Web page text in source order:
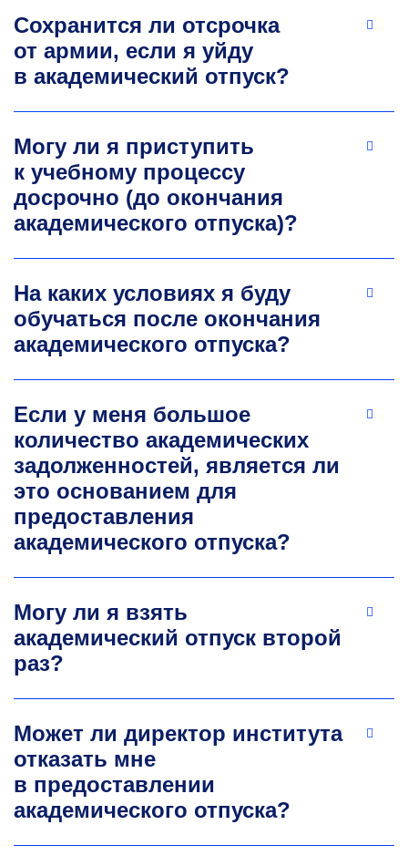
Сохранится ли отсрочка
от армии, если я уйду
в академический отпуск?
Могу ли я приступить
к учебному процессу
досрочно (до окончания
академического отпуска)?
На каких условиях я буду
обучаться после окончания
академического отпуска?
Если у меня большое
количество академических
задолженностей, является ли
это основанием для
предоставления
академического отпуска?
Могу ли я взять
академический отпуск второй
раз?
Может ли директор института
отказать мне
в предоставлении
академического отпуска?